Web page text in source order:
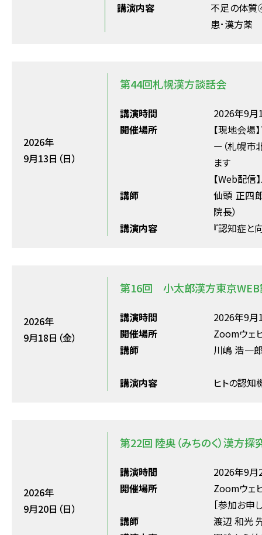
講演内容
不足の体質
患･漢方薬
2026年
9月13日（日）
第44回札幌漢方談話会
講演時間
2026年9月
開催場所
【現地会場
ー（札幌市
ます
【Web配信
講師
仙頭 正四
院長）
講演内容
『認知症と
2026年
9月18日（金）
第16回 小太郎漢方東京WEB
講演時間
2026年9月
開催場所
Zoomウェ
講師
川嶋 浩一
講演内容 ヒトの認
2026年
9月20日（日）
第22回 陸奥（みちのく）漢方探
講演時間
2026年9月
開催場所
Zoomウェ
［参加お申
講師
渡辺 和光